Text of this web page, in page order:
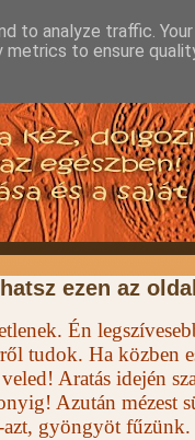
ezen az
Én
tudok. Ha közben
Aratás idején
Azután mézest
azt, gyöngyöt fűzünk.
to analyze traffic.
to ensure